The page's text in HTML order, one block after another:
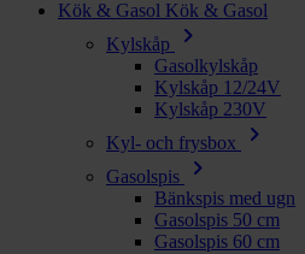
Kök & Gasol Kök & Gasol
Kylskåp
chevron_right
Gasolkylskåp
Kylskåp 12/24V
Kylskåp 230V
Kyl- och frysbox
chevron_right
Gasolspis chevron_right
Bänkspis med ugn
Gasolspis 50 cm
Gasolspis 60 cm